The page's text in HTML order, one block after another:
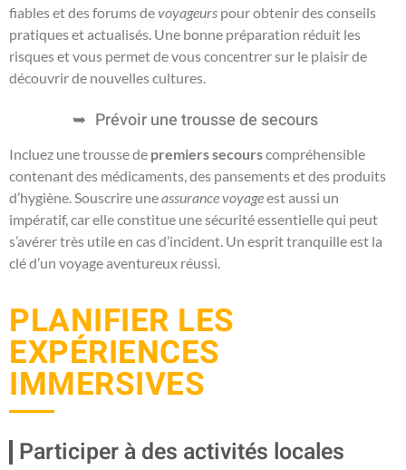
fiables et des forums devoyageurs pour obtenir des conseils
pratiques et actualisés. Une bonne préparation réduit les
risques et vous permet de vous concentrer sur le plaisir de
découvrir de nouvelles cultures.
Prévoir une trousse de secours
Incluez une trousse de premiers secourscompréhensible
contenant des médicaments, des pansements et des produits
d’hygiène. Souscrire uneassurance voyageest aussi un
impératif, car elle constitue une sécurité essentielle qui peut
s’avérer très utile en cas d’incident. Un esprit tranquille est la
clé d’un voyage aventureux réussi.
PLANIFIER LES
EXPÉRIENCES
IMMERSIVES
Participer à des activités locales